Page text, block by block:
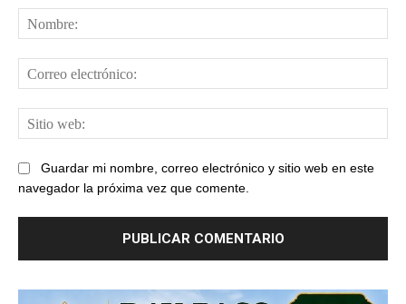
Guardar mi nombre, correo electrónico y sitio web en este
navegador la próxima vez que comente.